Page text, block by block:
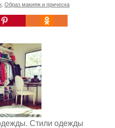
Образ макияж и прическа
Стили одежды